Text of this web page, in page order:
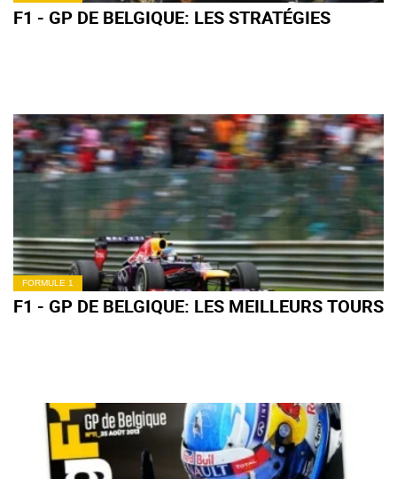
F1 - GP DE BELGIQUE: LES STRATÉGIES
FORMULE 1
F1 - GP DE BELGIQUE: LES MEILLEURS TOURS